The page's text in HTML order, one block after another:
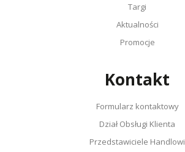
Targi
Aktualności
Promocje
Kontakt
Formularz kontaktowy
Dział Obsługi Klienta
Przedstawiciele Handlowi